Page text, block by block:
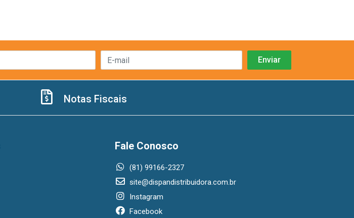
Notas Fiscais
Fale Conosco
(81) 99166-2327
site@dispandistribuidora.com.br
Instagram
Facebook